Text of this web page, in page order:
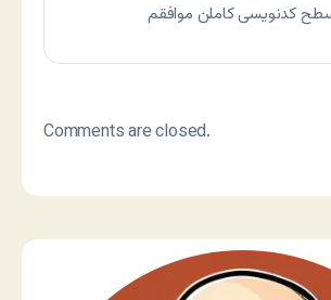
Comments are closed.